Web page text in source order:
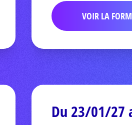
VOIR LA
Du 23/01/27